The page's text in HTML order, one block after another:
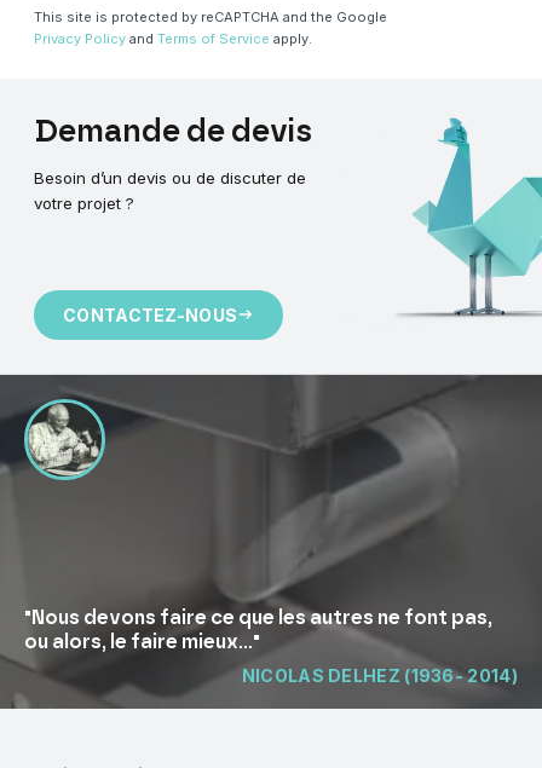
This site is protected by reCAPTCHA and the Google
Privacy Policy and Terms of Service apply.
Demande de devis
Besoin d’un devis ou de discuter de
votre projet ?
CONTACTEZ-NOUS
"Nous devons faire ce que les autres ne font pas,
ou alors, le faire mieux..."
NICOLAS DELHEZ (1936- 2014)